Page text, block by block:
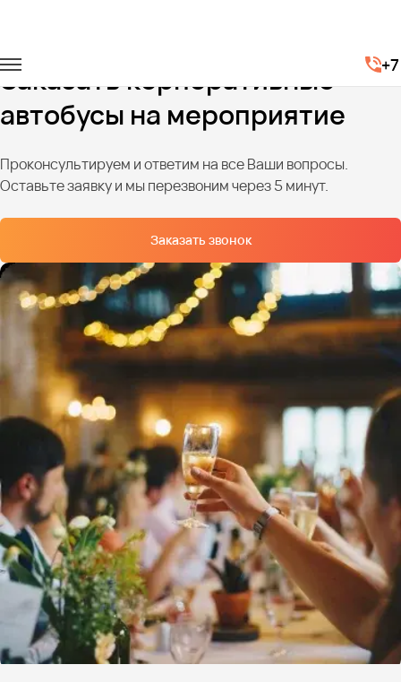
Заказать корпоративные
автобусы на мероприятие
Проконсультируем и ответим на все Ваши вопросы.
Оставьте заявку и мы перезвоним через 5 минут.
Заказать звонок